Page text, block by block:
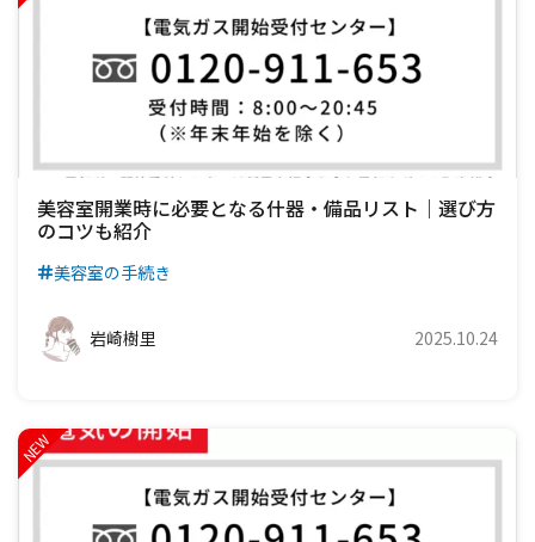
美容室開業時に必要となる什器・備品リスト｜選び方
のコツも紹介
美容室の手続き
岩崎樹里 2025.10.24